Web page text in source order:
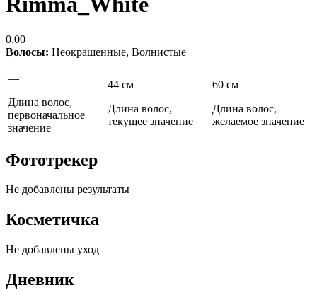
0.00
Волосы: Неокрашенные, Волнистые
—
Длина волос,
первоначальное
значение
44 см
Длина волос,
текущее значение
60 см
Длина волос,
желаемое значение
Фототрекер
Не добавлены результаты
Косметичка
Не добавлены уход
Дневник